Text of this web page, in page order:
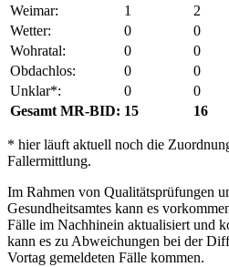
Weimar:
1
2
Wetter:
0
0
Wohratal:
0
0
Obdachlos:
0
0
Unklar*:
0
0
Gesamt MR-BID: 15 16
* hier läuft aktuell noch die
Fallermittlung.
Im Rahmen von Qualitätsprüfungen
Gesundheitsamtes kann es
Fälle im Nachhinein aktualisiert und
kann es zu Abweichungen bei der
Vortag gemeldeten Fälle kommen.